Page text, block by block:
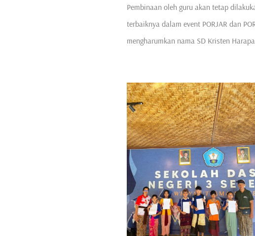
Pembinaan oleh guru akan tetap
terbaiknya dalam event PORJAR dan
mengharumkan nama SD Kristen